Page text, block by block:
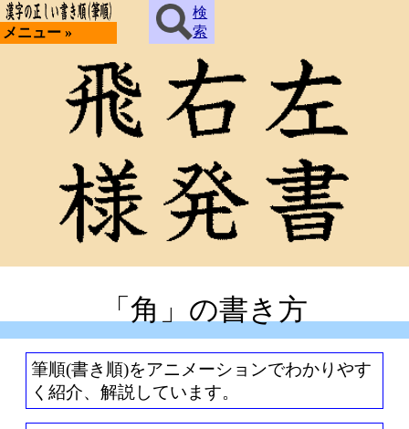
メニュー »
検
索
「角」の書き方
筆順(書き順)をアニメーションでわかりやす
く紹介、解説しています。